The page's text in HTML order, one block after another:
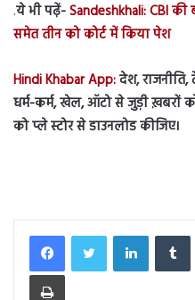
.ये भी पढ़ें-Sandeshkhali: CBI की
समेत तीन को कोर्ट में किया पेश
Hindi Khabar App:देश, राजनीति,
धर्म-कर्म, खेल, ऑटो से जुड़ी ख़बरों
को प्ले स्टोर से डाउनलोड कीजिए।
LinkedIn
Print